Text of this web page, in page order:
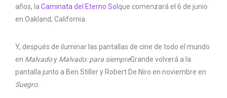
años, la Caminata del Eterno Sol que comenzará el 6 de junio
en Oakland, California.
Y, después de iluminar las pantallas de cine de todo el mundo
en Malvadoy Malvado: para siempreGrande volverá a la
pantalla junto a Ben Stiller y Robert De Niro en noviembre en
Suegro.